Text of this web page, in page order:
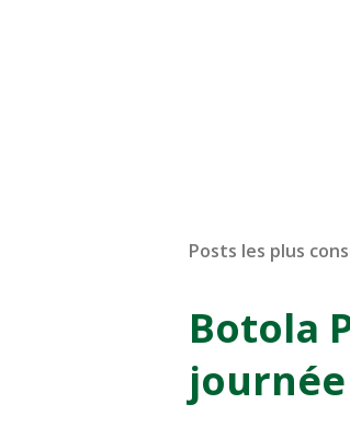
Posts les plus
Botola
journée